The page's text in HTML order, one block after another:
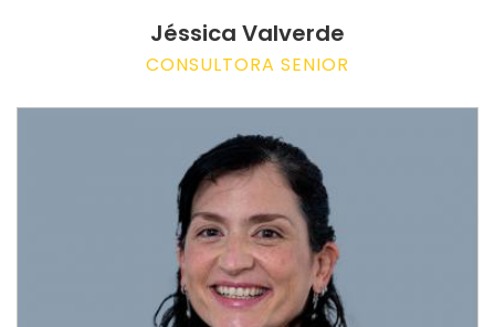
Jéssica Valverde
CONSULTORA SENIOR